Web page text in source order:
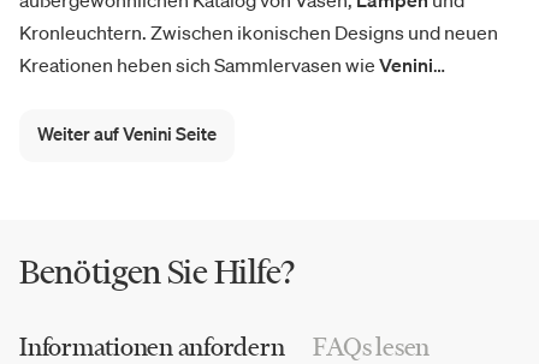
Kronleuchtern. Zwischen ikonischen Designs und neuen
Kreationen heben sich Sammlervasen wie Venini
perfektes Zeugnis eines einzigartigen künstlerischen
bewahrt und weitergegeben wurde.
Weiter auf Venini Seite
Benötigen Sie Hilfe?
Informationen anfordern FAQs lesen